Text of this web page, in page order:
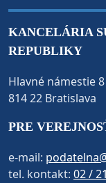
KANCELÁRIA
REPUBLIKY
Hlavné námestie 8
814 22 Bratislava
PRE
e-mail:
tel. kontakt: 02 /